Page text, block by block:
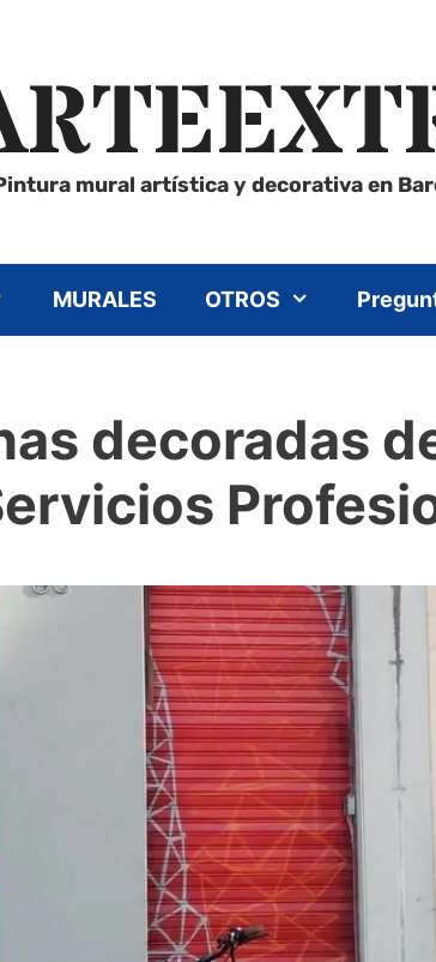
mural artística y decorativa en
MURALES OTROS
decoradas